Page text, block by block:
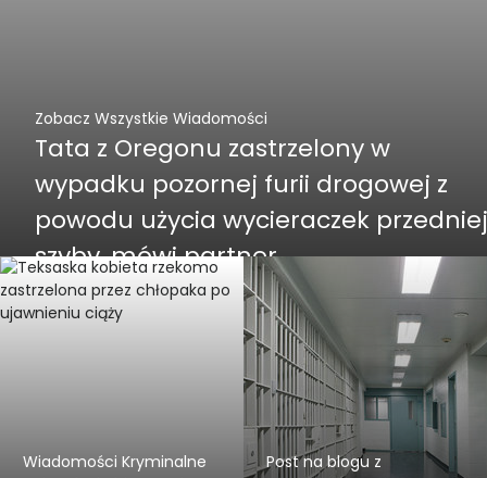
Zobacz Wszystkie Wiadomości
Tata z Oregonu zastrzelony w
wypadku pozornej furii drogowej z
powodu użycia wycieraczek
szyby, mówi partner
Wiadomości Kryminalne
Post na blogu z